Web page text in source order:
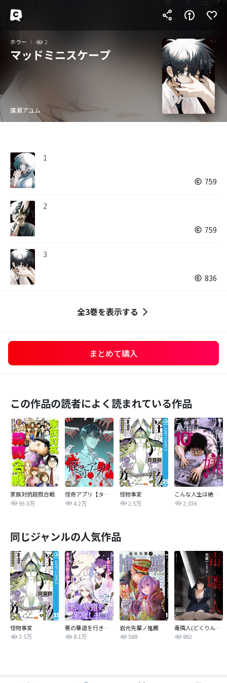
ホラー 2
マッドミニスケープ
廣瀬アユム
1
759
2
759
3
836
全3巻を表示する
まとめて購入
この作品の読者によく読まれている作品
家族対抗殺戮合戦
93.0万
怪奇アプリ【タテヨミ】
4.2万
怪物事変
2.5万
こんな人生は絶対嫌だ
2,036
同じジャンルの人気作品
怪物事変
2.5万
悪の華道を行きましょう
8.1万
岩元先輩ノ推薦
588
毒隣人(どくりんじん) 分冊版
862